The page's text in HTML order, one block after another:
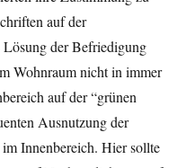
auf der
der Befriedigung
Wohnraum nicht in immer
auf der “grünen
Ausnutzung der
Innenbereich. Hier sollte